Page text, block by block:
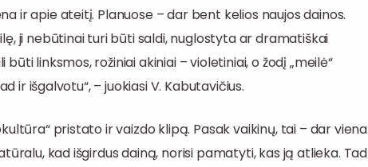
ir apie ateitį. Planuose – dar bent kelios naujos dainos.
ji nebūtinai turi būti saldi, nuglostyta ar dramatiškai
linksmos, rožiniai akiniai – violetiniai, o žodį „meilė“
ir išgalvotu“, – juokiasi V. Kabutavičius.
pristato ir vaizdo klipą. Pasak vaikinų, tai – dar viena
kad išgirdus dainą, norisi pamatyti, kas ją atlieka. Tad